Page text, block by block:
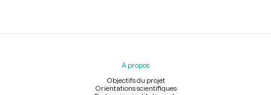
Menu
À propos
Objectifs du projet
Orientations scientifiques